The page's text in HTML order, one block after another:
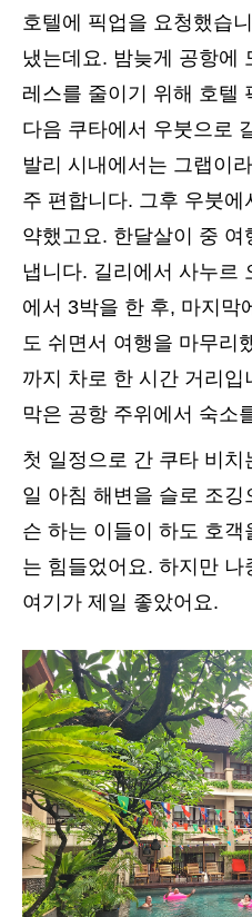
호텔에 픽업을 요청했습
냈는데요. 밤늦게 공항에
레스를 줄이기 위해 호텔
다음 쿠타에서 우붓으로
발리 시내에서는 그랩이
주 편합니다. 그후 우붓
약했고요. 한달살이 중 여
냅니다. 길리에서 사누르
에서 3박을 한 후, 마지막
도 쉬면서 여행을 마무리
까지 차로 한 시간 거리입
막은 공항 주위에서 숙소
첫 일정으로 간 쿠타 비
일 아침 해변을 슬로 조
슨 하는 이들이 하도 호객
는 힘들었어요. 하지만
여기가 제일 좋았어요.